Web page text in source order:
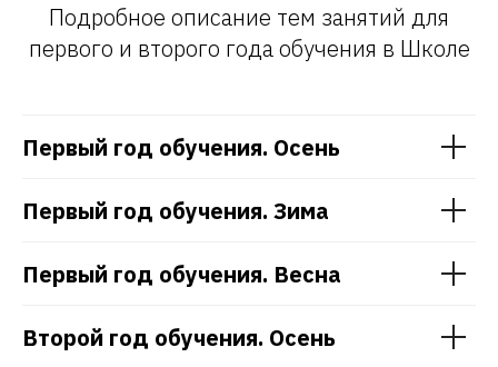
Подробное описание тем занятий для
первого и второго года обучения в Школе
Первый год обучения. Осень
Первый год обучения. Зима
Первый год обучения. Весна
Второй год обучения. Осень